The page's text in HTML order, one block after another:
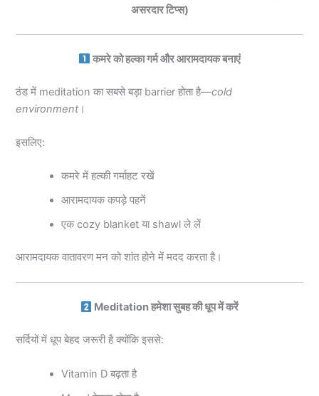
असरदार टिप्स)
कमरे को हल्का गर्म और आरामदायक बनाएं
ठंड में meditation का सबसे बड़ा barrier होता है—cold
environment ।
इसलिए:
कमरे में हल्की गर्माहट रखें
आरामदायक कपड़े पहनें
एक cozy blanket या shawl ले लें
आरामदायक वातावरण मन को शांत होने में मदद करता है।
Meditation हमेशा सुबह की धूप में करें
सर्दियों में धूप बेहद जरूरी है क्योंकि इससे:
Vitamin D बढ़ता है